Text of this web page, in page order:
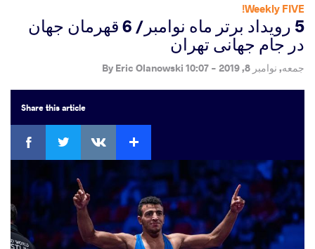
Weekly FIVE!
5 رویداد برتر ماه نوامبر/ 6 قهرمان جهان
در جام جهانی تهران
جمعه, نوامبر 8, 2019 - 10:07 Eric Olanowski
Sharethis article